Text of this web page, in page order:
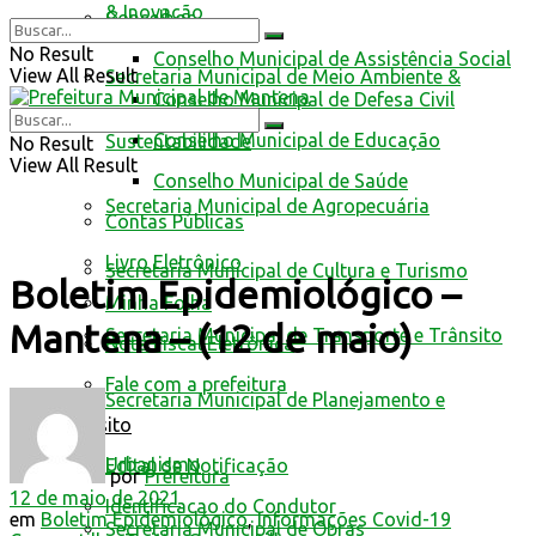
Conselhos
Conselho Municipal de Assistência Social
Conselho Municipal de Defesa Civil
Conselho Municipal de Educação
Conselho Municipal de Saúde
Contas Públicas
Livro Eletrônico
Minha Folha
Nota Fiscal Eletrônica
Fale com a prefeitura
Trânsito
Edital de Notificação
Identificacao do Condutor
& Inovação
Secretaria Municipal de Meio Ambiente &
Sustentabilidade
Secretaria Municipal de Agropecuária
Secretaria Municipal de Cultura e Turismo
Secretaria Municipal de Transporte e Trânsito
Secretaria Municipal de Planejamento e
Urbanismo
Secretaria Municipal de Obras
No Result
View All Result
No Result
View All Result
Boletim Epidemiológico –
Mantena – (12 de maio)
por Prefeitura
12 de maio de 2021
em Boletim Epidemiológico,Informações Covid-19